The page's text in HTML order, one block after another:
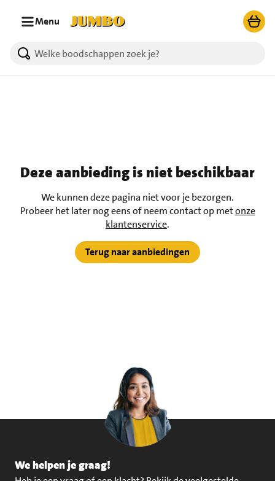
Menu
Deze aanbieding is niet beschikbaar
We kunnen deze pagina niet voor je bezorgen.
Probeer het later nog eens of neem contact op metonze
klantenservice.
Terug naar aanbiedingen
We helpen je graag!